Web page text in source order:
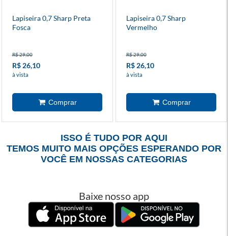
Lapiseira 0,7 Sharp Preta
Fosca
R$ 29,00
R$ 26,10
à vista
Lapiseira 0,7 Sharp
Vermelho
R$ 29,00
R$ 26,10
à vista
ISSO É TUDO POR AQUI
TEMOS MUITO MAIS OPÇÕES ESPERANDO POR
VOCÊ EM NOSSAS CATEGORIAS
Baixe nosso app